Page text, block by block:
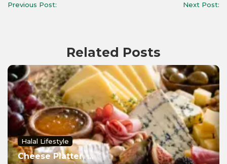
Previous Post: Next Post:
Related Posts
Halal Lifestyle
Cheese Platter, ...